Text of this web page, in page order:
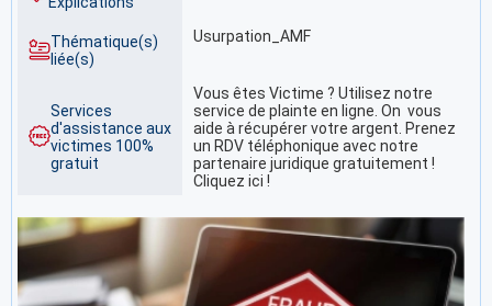
Thématique(s)
liée(s)
Usurpation_AMF
Services
d'assistance aux
victimes 100%
gratuit
Vous êtes Victime ? Utilisez notre
service de plainte en ligne. On vous
aide à récupérer votre argent. Prenez
un RDV téléphonique avec notre
partenaire juridique gratuitement !
Cliquez ici !